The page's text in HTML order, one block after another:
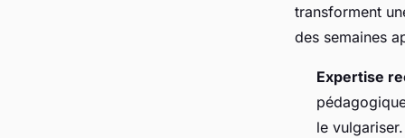
transforment
des semaines
Expertise
le vulgariser.